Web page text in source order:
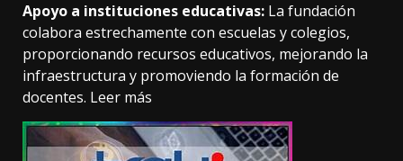
Apoyo a instituciones educativas: La fundación
colabora estrechamente con escuelas y colegios,
proporcionando recursos educativos, mejorando la
infraestructura y promoviendo la formación de
docentes. Leer más